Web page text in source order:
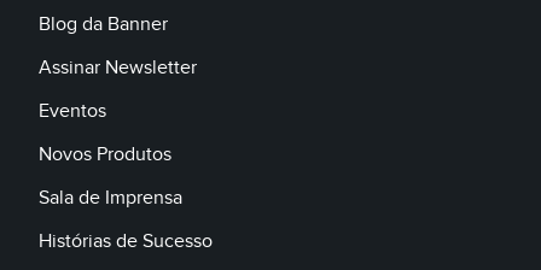
Blog da Banner
Assinar Newsletter
Eventos
Novos Produtos
Sala de Imprensa
Histórias de Sucesso